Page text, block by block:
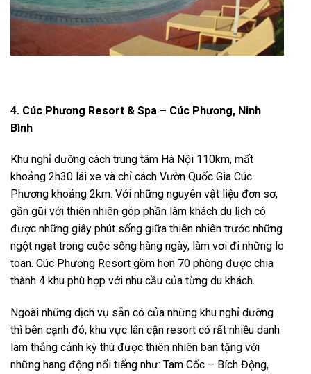
4. Cúc Phương Resort & Spa – Cúc Phương, Ninh
Bình
Khu nghỉ dưỡng cách trung tâm Hà Nội 110km, mất
khoảng 2h30 lái xe và chỉ cách Vườn Quốc Gia Cúc
Phương khoảng 2km. Với những nguyên vật liệu đơn sơ,
gần gũi với thiên nhiên góp phần làm khách du lịch có
được những giây phút sống giữa thiên nhiên trước những
ngột ngạt trong cuộc sống hàng ngày, làm vơi đi những lo
toan. Cúc Phương Resort gồm hơn 70 phòng được chia
thành 4 khu phù hợp với nhu cầu của từng du khách.
Ngoài những dịch vụ sẵn có của những khu nghỉ dưỡng
thì bên cạnh đó, khu vực lân cận resort có rất nhiều danh
lam thắng cảnh kỳ thú được thiên nhiên ban tặng với
những hang động nổi tiếng như: Tam Cốc – Bích Động,